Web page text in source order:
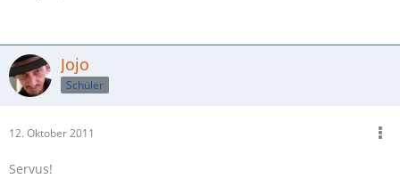
Jojo
Schüler
12. Oktober 2011
Servus!